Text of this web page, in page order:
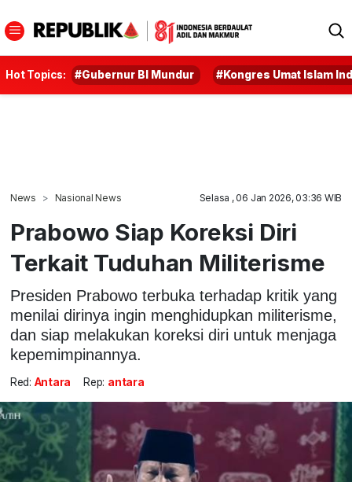
Hot Topics: #Gubernur BI Mundur #Kongres Umat Islam
News Nasional News Selasa , 06 Jan 2026, 03:36 WIB
Prabowo Siap Koreksi Diri
Terkait Tuduhan Militerisme
Presiden Prabowo terbuka terhadap kritik yang
menilai dirinya ingin menghidupkan militerisme,
dan siap melakukan koreksi diri untuk menjaga
kepemimpinannya.
Red: Antara Rep: antara